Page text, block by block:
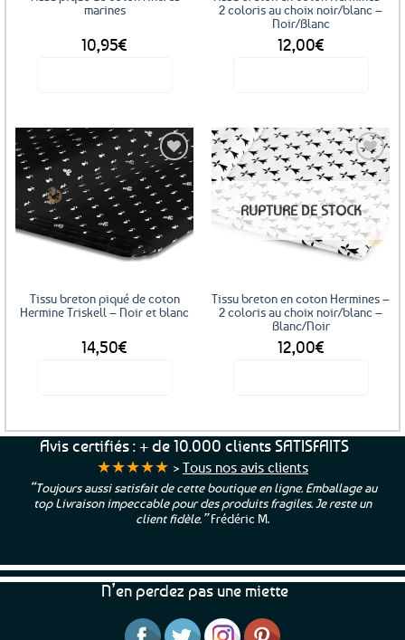
marines
10,95€
2 coloris au choix noir/blanc –
Noir/Blanc
12,00€
Ajouter
aux
favoris
Tissu breton piqué de coton
Hermine Triskell – Noir et blanc
14,50€
RUPTURE DE STOCK
Tissu breton en coton Hermines –
2 coloris au choix noir/blanc –
Blanc/Noir
12,00€
Avis certifiés : + de 10.000 clients SATISFAITS
★★★★★ > Tous nos avis clients
“Toujours aussi satisfait de cette boutique en ligne. Emballage au
top Livraison impeccable pour des produits fragiles. Je reste un
client fidèle.”Frédéric M.
N’en perdez pas une miette